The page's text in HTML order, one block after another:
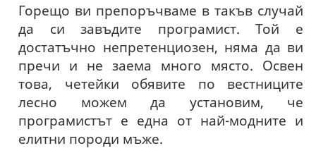
Горещо ви препоръчваме в такъв случай
да си завъдите програмист. Той е
достатъчно непретенциозен, няма да ви
пречи и не заема много място. Освен
това, четейки обявите по вестниците
лесно можем да установим, че
програмистът е една от най-модните и
елитни породи мъже.